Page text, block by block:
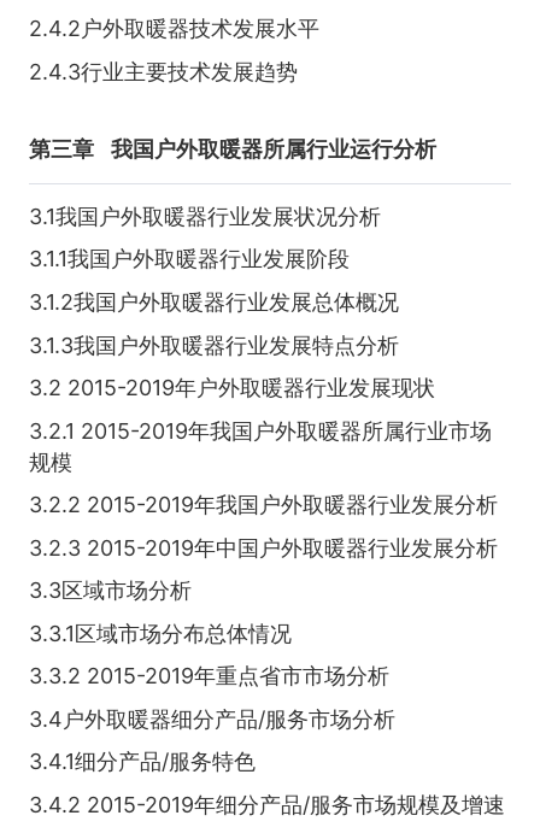
2.4.2户外取暖器技术发展水平
2.4.3行业主要技术发展趋势
第三章 我国户外取暖器所属行业运行分析
3.1我国户外取暖器行业发展状况分析
3.1.1我国户外取暖器行业发展阶段
3.1.2我国户外取暖器行业发展总体概况
3.1.3我国户外取暖器行业发展特点分析
3.2 2015-2019年户外取暖器行业发展现状
3.2.1 2015-2019年我国户外取暖器所属行业市场
规模
3.2.2 2015-2019年我国户外取暖器行业发展分析
3.2.3 2015-2019年中国户外取暖器行业发展分析
3.3区域市场分析
3.3.1区域市场分布总体情况
3.3.2 2015-2019年重点省市市场分析
3.4户外取暖器细分产品/服务市场分析
3.4.1细分产品/服务特色
3.4.2 2015-2019年细分产品/服务市场规模及增速